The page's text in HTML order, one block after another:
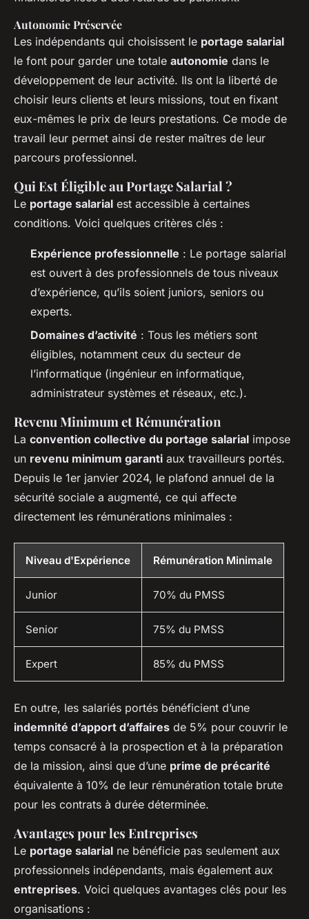
Autonomie Préservée
Les indépendants qui choisissent le portage salarial
le font pour garder une totale autonomie dans le
développement de leur activité. Ils ont la liberté de
choisir leurs clients et leurs missions, tout en fixant
eux-mêmes le prix de leurs prestations. Ce mode de
travail leur permet ainsi de rester maîtres de leur
parcours professionnel.
Qui Est Éligible au Portage Salarial ?
Le portage salarial est accessible à certaines
conditions. Voici quelques critères clés :
Expérience professionnelle : Le portage salarial
est ouvert à des professionnels de tous niveaux
d’expérience, qu’ils soient juniors, seniors ou
experts.
Domaines d’activité : Tous les métiers sont
éligibles, notamment ceux du secteur de
l’informatique (ingénieur en informatique,
administrateur systèmes et réseaux, etc.).
Revenu Minimum et Rémunération
La convention collective du portage salarial impose
un revenu minimum garanti aux travailleurs portés.
Depuis le 1er janvier 2024, le plafond annuel de la
sécurité sociale a augmenté, ce qui affecte
directement les rémunérations minimales :
Niveau d'Expérience Rémunération Minimale
Junior 70% du PMSS
Senior 75% du PMSS
Expert 85% du PMSS
En outre, les salariés portés bénéficient d’une
indemnité d’apport d’affaires de 5% pour couvrir le
temps consacré à la prospection et à la préparation
de la mission, ainsi que d’une prime de précarité
équivalente à 10% de leur rémunération totale brute
pour les contrats à durée déterminée.
Avantages pour les Entreprises
Le portage salarial ne bénéficie pas seulement aux
professionnels indépendants, mais également aux
entreprises. Voici quelques avantages clés pour les
organisations :